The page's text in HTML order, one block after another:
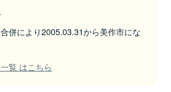
併により2005.03.31から美作市にな
覧 はこちら